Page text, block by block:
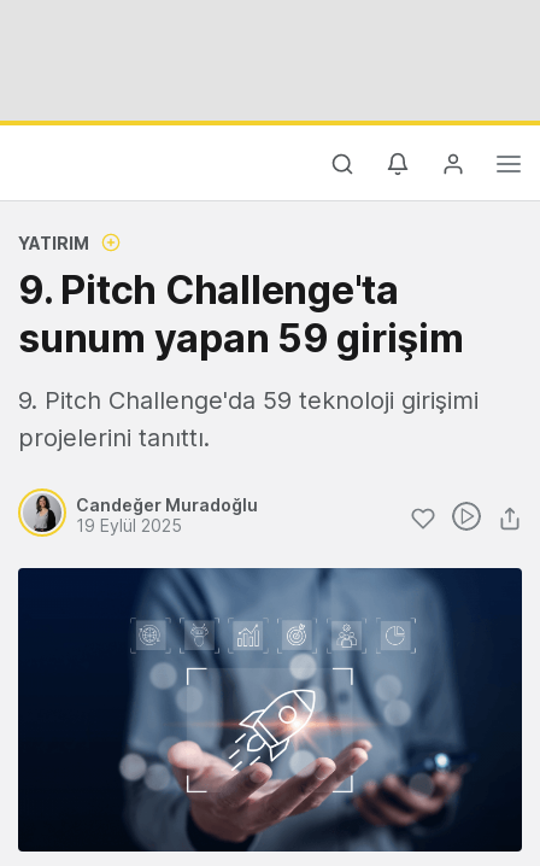
YATIRIM
9. Pitch Challenge'ta
sunum yapan 59 girişim
9. Pitch Challenge'da 59 teknoloji girişimi
projelerini tanıttı.
Candeğer Muradoğlu
19 Eylül 2025